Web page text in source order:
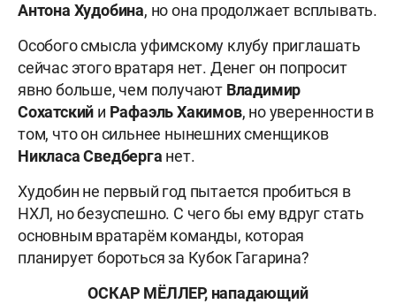
Антона Худобина, но она продолжает всплывать.
Особого смысла уфимскому клубу приглашать
сейчас этого вратаря нет. Денег он попросит
явно больше, чем получают Владимир
Сохатский и Рафаэль Хакимов, но уверенности в
том, что он сильнее нынешних сменщиков
Никласа Сведберга нет.
Худобин не первый год пытается пробиться в
НХЛ, но безуспешно. С чего бы ему вдруг стать
основным вратарём команды, которая
планирует бороться за Кубок Гагарина?
ОСКАР МЁЛЛЕР, нападающий